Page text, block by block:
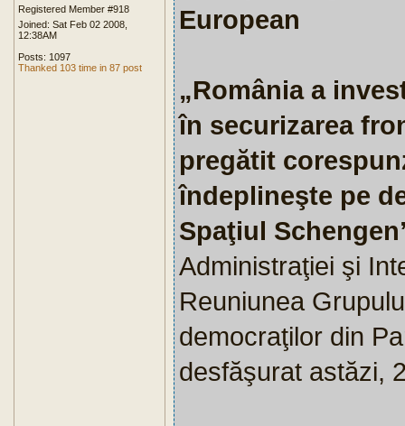
Registered Member #918
Joined: Sat Feb 02 2008,
12:38AM
Posts: 1097
Thanked 103 time in 87 post
European
„România a
în securizarea
pregătit
îndeplineşte pe
Spaţiul
Administraţiei şi
Reuniunea
democraţilor din
desfăşurat astăzi,